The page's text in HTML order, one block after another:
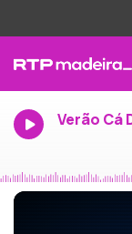
Verão Cá